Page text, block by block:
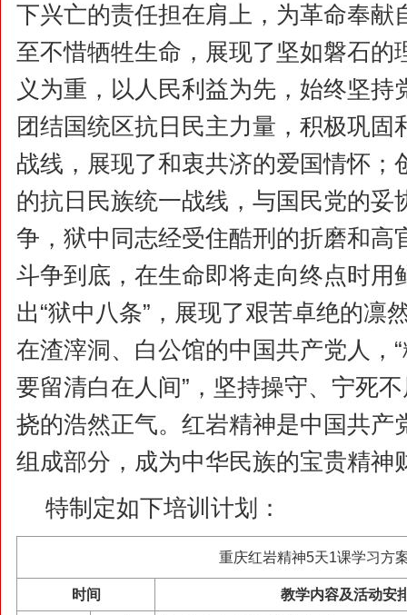
下兴亡的责任担在肩上，为革命奉献
至不惜牺牲生命，展现了坚如磐石的
义为重，以人民利益为先，始终坚持
团结国统区抗日民主力量，积极巩固
战线，展现了和衷共济的爱国情怀；
的抗日民族统一战线，与国民党的妥
争，狱中同志经受住酷刑的折磨和高
斗争到底，在生命即将走向终点时用
出“狱中八条”，展现了艰苦卓绝的凛
在渣滓洞、白公馆的中国共产党人，
要留清白在人间”，坚持操守、宁死
挠的浩然正气。红岩精神是中国共产
组成部分，成为中华民族的宝贵精神
特制定如下培训计划：
重庆红岩精神5天1课学习方
时间 教学内容及活动安